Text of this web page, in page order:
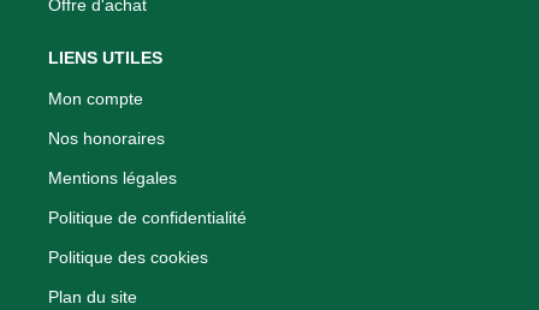
Offre d'achat
LIENS UTILES
Mon compte
Nos honoraires
Mentions légales
Politique de confidentialité
Politique des cookies
Plan du site